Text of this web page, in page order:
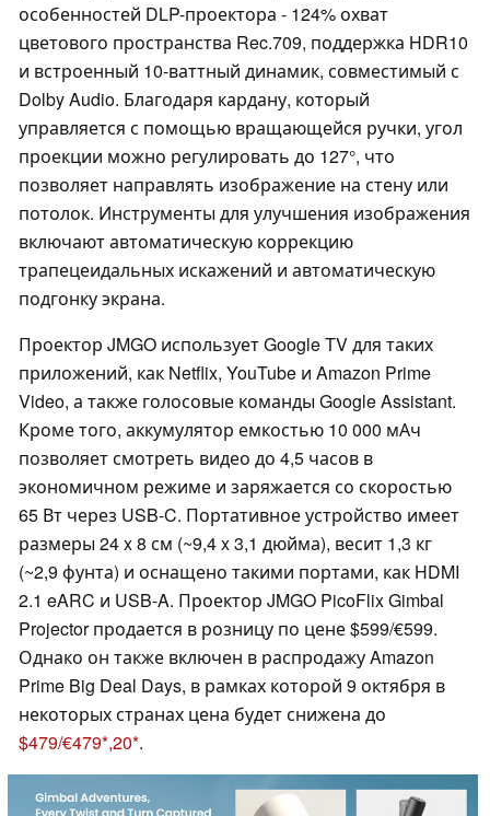
особенностей DLP-проектора - 124% охват
цветового пространства Rec.709, поддержка HDR10
и встроенный 10-ваттный динамик, совместимый с
Dolby Audio. Благодаря кардану, который
управляется с помощью вращающейся ручки, угол
проекции можно регулировать до 127°, что
позволяет направлять изображение на стену или
потолок. Инструменты для улучшения изображения
включают автоматическую коррекцию
трапецеидальных искажений и автоматическую
подгонку экрана.
Проектор JMGO использует Google TV для таких
приложений, как Netflix, YouTube и Amazon Prime
Video, а также голосовые команды Google Assistant.
Кроме того, аккумулятор емкостью 10 000 мАч
позволяет смотреть видео до 4,5 часов в
экономичном режиме и заряжается со скоростью
65 Вт через USB-C. Портативное устройство имеет
размеры 24 x 8 см (~9,4 x 3,1 дюйма), весит 1,3 кг
(~2,9 фунта) и оснащено такими портами, как HDMI
2.1 eARC и USB-A. Проектор JMGO PicoFlix Gimbal
Projector продается в розницу по цене $599/€599.
Однако он также включен в распродажу Amazon
Prime Big Deal Days, в рамках которой 9 октября в
некоторых странах цена будет снижена до
$479/€479 ,20 .